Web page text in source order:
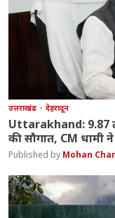
उत्तराखंड देहरादून
Uttarakhand: 9.87
की सौगात, CM धामी
Mohan